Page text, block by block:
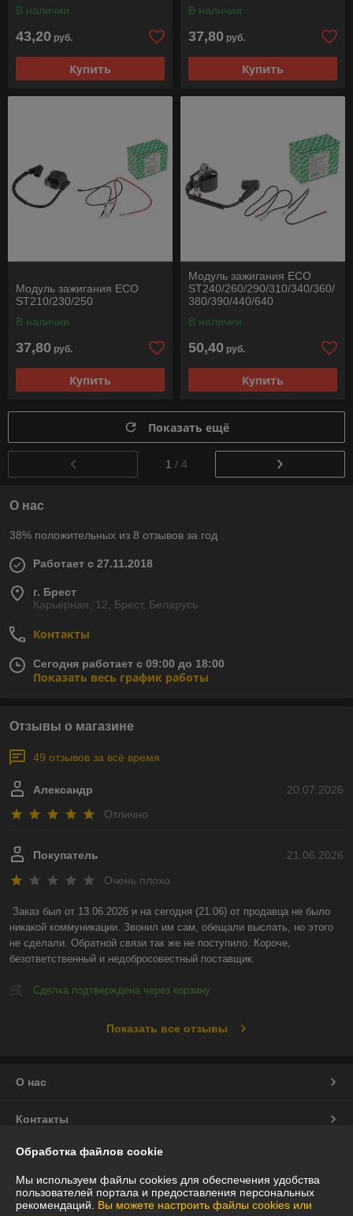
В наличии
43,20 руб.
Купить
В наличии
37,80 руб.
Купить
Модуль зажигания ECO
ST210/230/250
В наличии
37,80 руб.
Купить
Модуль зажигания ECO
ST240/260/290/310/340/360/
380/390/440/640
В наличии
50,40 руб.
Купить
Показать ещё
1 / 4
О нас
38% положительных из 8 отзывов за год
Работает с 27.11.2018
г. Брест
Карьерная, 12, Брест, Беларусь
Контакты
Сегодня работает с 09:00 до 18:00
Показать весь график работы
Отзывы о магазине
49 отзывов за всё время
20.07.2026
Александр
Отлично
21.06.2026
Покупатель
Очень плохо
Заказ был от 13.06.2026 и на сегодня (21.06) от продавца не было
никакой коммуникации. Звонил им сам, обещали выслать, но этого
не сделали. Обратной связи так же не поступило. Короче,
безответственный и недобросовестный поставщик.
Сделка подтверждена через корзину
Показать все отзывы
О нас
Контакты
Доставка и оплата
График работы
Обработка файлов cookie
Мы используем файлы cookies для обеспечения удобства
пользователей портала и предоставления персональных
рекомендаций. Вы можете настроить файлы cookies или